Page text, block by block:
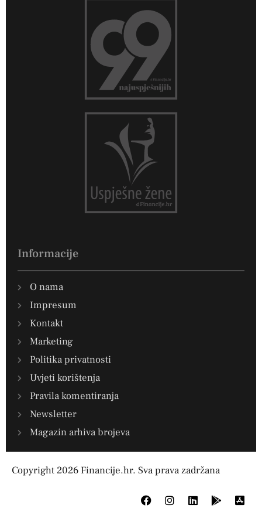
Informacije
O nama
Impresum
Kontakt
Marketing
Politika privatnosti
Uvjeti korištenja
Pravila komentiranja
Newsletter
Magazin arhiva brojeva
Copyright 2026 Financije.hr. Sva prava zadržana